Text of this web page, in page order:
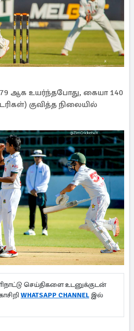
ஆக உயர்ந்தபோது, கையா 140
குவித்த நிலையில்
செய்திகளை உடனுக்குடன்
WHATSAPP CHANNEL இல்